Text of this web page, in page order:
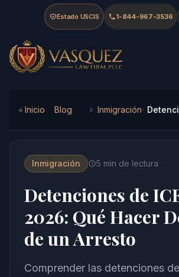
Skip to main content
Skip to navigation
Skip to footer
Estado USCIS 1-844-967-3536
Vasquez Law Firm - Home
Inicio Blog Inmigración
Inmigración 5 min de lectura
Detenciones de
2026: Qué Hacer
de un Arresto
Comprender las detenciones